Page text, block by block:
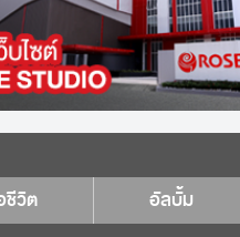
ชีวิต อัลบั้ม